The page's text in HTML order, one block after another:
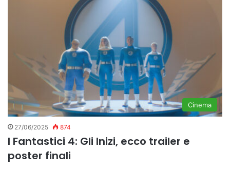
Cinema
27/06/2025 874
I Fantastici 4: Gli Inizi, ecco trailer e
poster finali